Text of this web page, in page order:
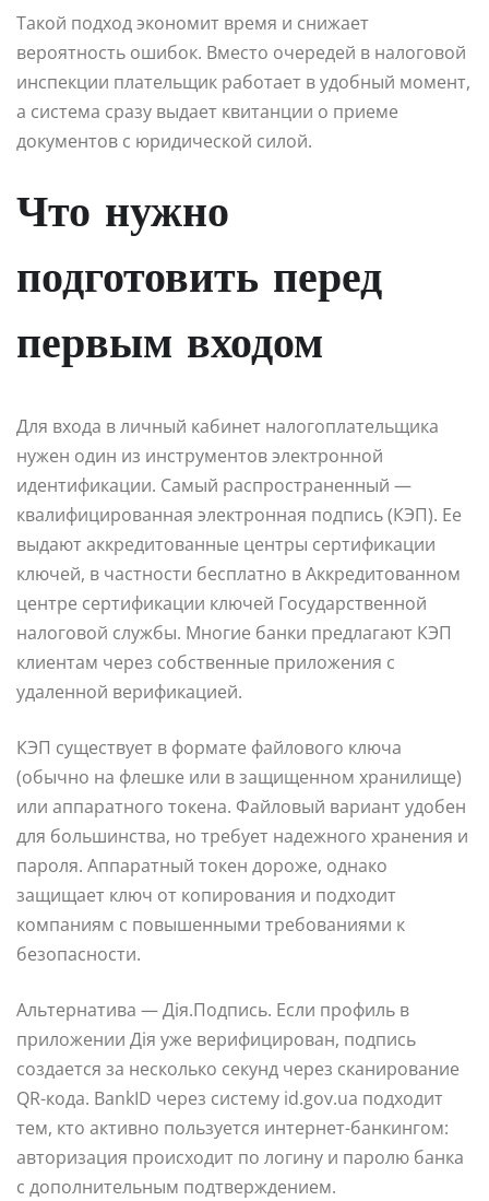
Такой подход экономит время и снижает
вероятность ошибок. Вместо очередей в налоговой
инспекции плательщик работает в удобный момент,
а система сразу выдает квитанции о приеме
документов с юридической силой.
Что нужно
подготовить перед
первым входом
Для входа в личный кабинет налогоплательщика
нужен один из инструментов электронной
идентификации. Самый распространенный —
квалифицированная электронная подпись (КЭП). Ее
выдают аккредитованные центры сертификации
ключей, в частности бесплатно в Аккредитованном
центре сертификации ключей Государственной
налоговой службы. Многие банки предлагают КЭП
клиентам через собственные приложения с
удаленной верификацией.
КЭП существует в формате файлового ключа
(обычно на флешке или в защищенном хранилище)
или аппаратного токена. Файловый вариант удобен
для большинства, но требует надежного хранения и
пароля. Аппаратный токен дороже, однако
защищает ключ от копирования и подходит
компаниям с повышенными требованиями к
безопасности.
Альтернатива — Дія.Подпись. Если профиль в
приложении Дія уже верифицирован, подпись
создается за несколько секунд через сканирование
QR-кода. BankID через систему id.gov.ua подходит
тем, кто активно пользуется интернет-банкингом:
авторизация происходит по логину и паролю банка
с дополнительным подтверждением.